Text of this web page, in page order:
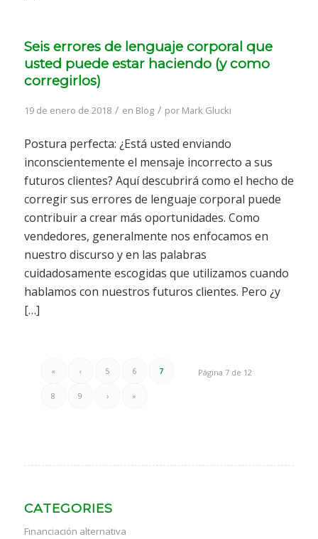
Seis errores de lenguaje corporal que
usted puede estar haciendo (y como
corregirlos)
19 de enero de 2018 / en Blog / por Mark Glucki
Postura perfecta: ¿Está usted enviando
inconscientemente el mensaje incorrecto a sus
futuros clientes? Aquí descubrirá como el hecho de
corregir sus errores de lenguaje corporal puede
contribuir a crear más oportunidades. Como
vendedores, generalmente nos enfocamos en
nuestro discurso y en las palabras
cuidadosamente escogidas que utilizamos cuando
hablamos con nuestros futuros clientes. Pero ¿y
[…]
Página 7 de 12
« ‹ 5 6 7
8 9 › »
CATEGORIES
Financiación alternativa